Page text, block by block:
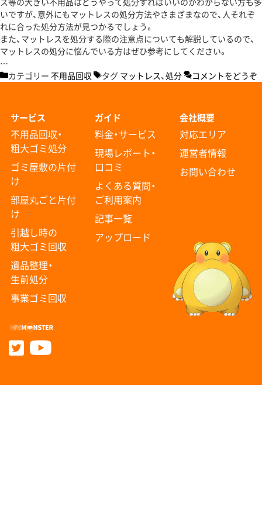
いですが、意外にもマットレスの処分方法やさまざまなので、人それぞ
れに合った処分方法が見つかるでしょう。
また、マットレスを処分する際の注意点についても解説しているので、
マットレスの処分に悩んでいる方はぜひ参考にしてください。
…
カテゴリー 不用品回収 タグ マットレス、 処分 コメントをどうぞ
サービス
不用品回収・
粗大ゴミ処分
ゴミ屋敷の片付
け
部屋丸ごと片付
け
引越し時の
粗大ゴミ回収
遺品整理・
生前処分
事業ゴミ回収
ガイド
料金・サービス
現場レポート・
口コミ
よくある質問・
ご利用案内
記事一覧
アップロード
会社概要
対応エリア
運営者情報
お問い合わせ